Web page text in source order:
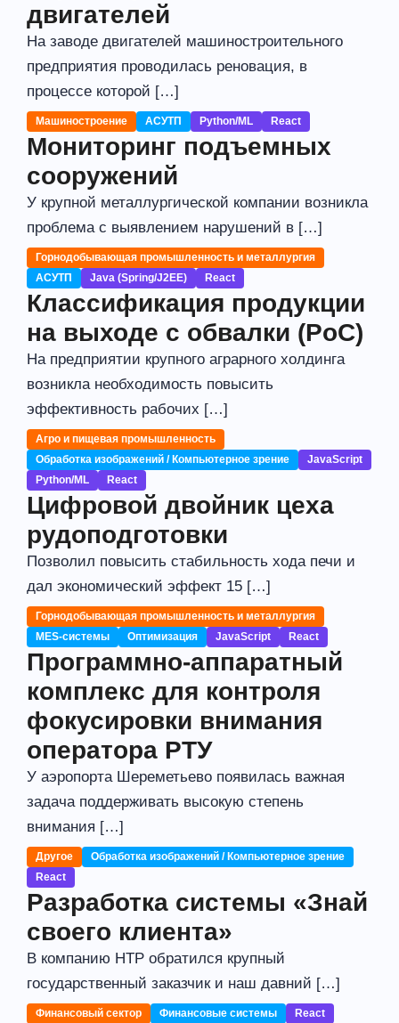
двигателей
На заводе двигателей машиностроительного
предприятия проводилась реновация, в
процессе которой […]
Машиностроение АСУТП Python/ML React
Мониторинг подъемных
сооружений
У крупной металлургической компании возникла
проблема с выявлением нарушений в […]
Горнодобывающая промышленность и металлургия
АСУТП
Java (Spring/J2EE) React
Классификация продукции
на выходе с обвалки (PoC)
На предприятии крупного аграрного холдинга
возникла необходимость повысить
эффективность рабочих […]
Агро и пищевая промышленность
Обработка изображений / Компьютерное зрение
JavaScript
Python/ML
React
Цифровой двойник цеха
рудоподготовки
Позволил повысить стабильность хода печи и
дал экономический эффект 15 […]
Горнодобывающая промышленность и металлургия
MES-системы
Оптимизация JavaScript React
Программно-аппаратный
комплекс для контроля
фокусировки внимания
оператора РТУ
У аэропорта Шереметьево появилась важная
задача поддерживать высокую степень
внимания […]
Другое
Обработка изображений / Компьютерное зрение
React
Разработка системы «Знай
своего клиента»
В компанию НТР обратился крупный
государственный заказчик и наш давний […]
Финансовый сектор Финансовые системы React